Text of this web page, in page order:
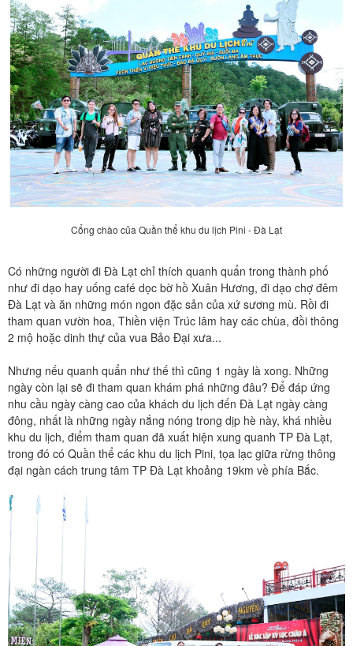
Cổng chào của Quần thể khu du lịch Pini - Đà Lạt
Có những người đi Đà Lạt chỉ thích quanh quẩn trong thành phố
như đi dạo hay uống café dọc bờ hồ Xuân Hương, đi dạo chợ đêm
Đà Lạt và ăn những món ngon đặc sản của xứ sương mù. Rồi đi
tham quan vườn hoa, Thiền viện Trúc lâm hay các chùa, đồi thông
2 mộ hoặc dinh thự của vua Bảo Đại xưa...
Nhưng nếu quanh quẩn như thế thì cũng 1 ngày là xong. Những
ngày còn lại sẽ đi tham quan khám phá những đâu? Để đáp ứng
nhu cầu ngày càng cao của khách du lịch đến Đà Lạt ngày càng
đông, nhất là những ngày nắng nóng trong dịp hè này, khá nhiều
khu du lịch, điểm tham quan đã xuất hiện xung quanh TP Đà Lạt,
trong đó có Quần thể các khu du lịch Pini, tọa lạc giữa rừng thông
đại ngàn cách trung tâm TP Đà Lạt khoảng 19km về phía Bắc.